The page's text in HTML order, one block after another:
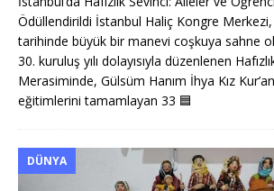
Ödüllendirildi İstanbul Haliç Kongre
tarihinde büyük bir manevi coşkuya sahne
30. kuruluş yılı dolayısıyla düzenlenen
Merasiminde, Gülsüm Hanım İhya Kız
eğitimlerini tamamlayan 33 🟦
DÜNYA